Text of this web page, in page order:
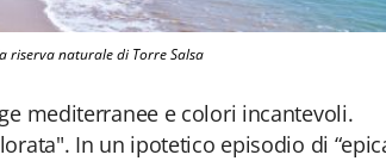
riserva naturale di Torre Salsa
mediterranee e colori incantevoli.
In un ipotetico episodio di